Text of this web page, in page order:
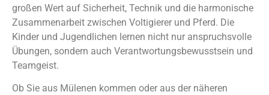
großen Wert auf Sicherheit, Technik und die harmonische
Zusammenarbeit zwischen Voltigierer und Pferd. Die
Kinder und Jugendlichen lernen nicht nur anspruchsvolle
Übungen, sondern auch Verantwortungsbewusstsein und
Teamgeist.
Ob Sie aus Mülenen kommen oder aus der näheren